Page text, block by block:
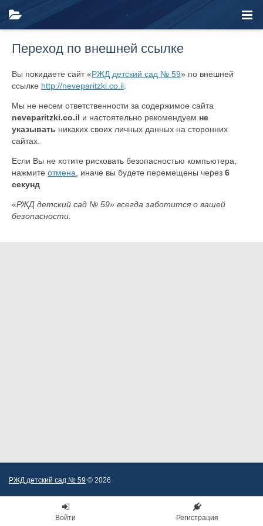
Переход по внешней ссылке
Вы покидаете сайт «РЖД детский сад № 59» по внешней
ссылке http://neveparitzki.co.il
Мы не несем ответственности за содержимое сайта
neveparitzki.co.il и настоятельно рекомендуем не
указывать никаких своих личных данных на сторонних
сайтах.
Если Вы не хотите рисковать безопасностью компьютера,
нажмите отмена , иначе вы будете перемещены через 6
секунд
«РЖД детский сад № 59» всегда заботится о вашей
безопасности.
РЖД детский сад № 59 © 2026
Войти Регистрация